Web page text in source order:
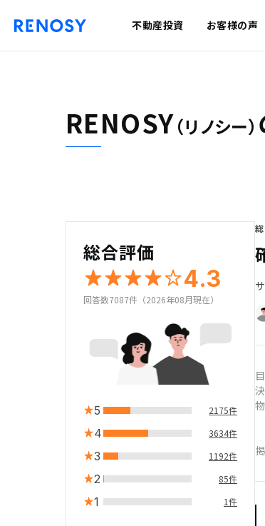
不動産投資 お客様の声
RENOSY（リノシー）
総合評価
4.3
回答数7087件（2026年08月現在）
5 2175件
4 3634件
3 1192件
2 85件
1 1件